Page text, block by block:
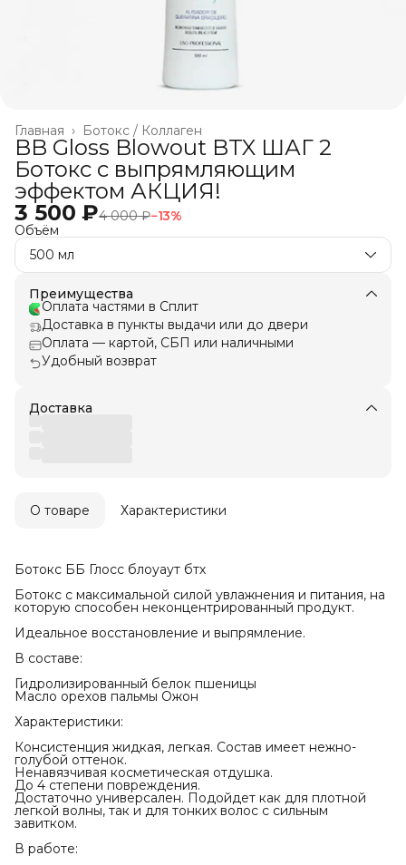
Ботокс / Коллаген
Главная ›
BB Gloss Blowout BTX ШАГ 2
Ботокс c выпрямляющим
эффектом АКЦИЯ!
3 500 ₽4 000 ₽−13%
Объём
500 мл
Преимущества
Оплата частями в Сплит
Доставка в пункты выдачи или до двери
Оплата — картой, СБП или наличными
Удобный возврат
Доставка
О товаре Характеристики
Ботокс ББ Глосс блоуаут бтх
Ботокс с максимальной силой увлажнения и питания, на
которую способен неконцентрированный продукт.
Идеальное восстановление и выпрямление.
В составе:
Гидролизированный белок пшеницы
Масло орехов пальмы Ожон
Характеристики:
Консистенция жидкая, легкая. Состав имеет нежно-
голубой оттенок.
Ненавязчивая косметическая отдушка.
До 4 степени повреждения.
Достаточно универсален. Подойдет как для плотной
легкой волны, так и для тонких волос с сильным
завитком.
В работе: